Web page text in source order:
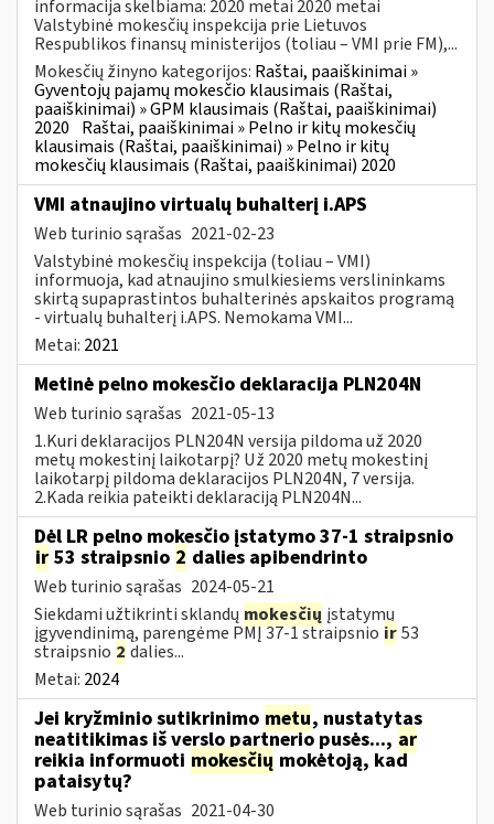
informacija skelbiama: 2020 metai 2020 metai
Valstybinė mokesčių inspekcija prie Lietuvos
Respublikos finansų ministerijos (toliau – VMI prie FM),...
Mokesčių žinyno kategorijos: Raštai, paaiškinimai »
Gyventojų pajamų mokesčio klausimais (Raštai,
paaiškinimai) » GPM klausimais (Raštai, paaiškinimai)
2020 Raštai, paaiškinimai » Pelno ir kitų mokesčių
klausimais (Raštai, paaiškinimai) » Pelno ir kitų
mokesčių klausimais (Raštai, paaiškinimai) 2020
VMI atnaujino virtualų buhalterį i.APS
Web turinio sąrašas 2021-02-23
Valstybinė mokesčių inspekcija (toliau – VMI)
informuoja, kad atnaujino smulkiesiems verslininkams
skirtą supaprastintos buhalterinės apskaitos programą
- virtualų buhalterį i.APS. Nemokama VMI...
Metai: 2021
Metinė pelno mokesčio deklaracija PLN204N
Web turinio sąrašas 2021-05-13
1.Kuri deklaracijos PLN204N versija pildoma už 2020
metų mokestinį laikotarpį? Už 2020 metų mokestinį
laikotarpį pildoma deklaracijos PLN204N, 7 versija.
2.Kada reikia pateikti deklaraciją PLN204N...
Dėl LR pelno mokesčio įstatymo 37-1 straipsnio
ir 53 straipsnio 2 dalies apibendrinto
Web turinio sąrašas 2024-05-21
Siekdami užtikrinti sklandų mokesčių įstatymų
įgyvendinimą, parengėme PMĮ 37-1 straipsnio ir53
straipsnio 2 dalies...
Metai: 2024
Jei kryžminio sutikrinimo metu, nustatytas
neatitikimas iš verslo partnerio pusės..., ar
reikia informuoti mokesčių mokėtoją, kad
pataisytų?
Web turinio sąrašas 2021-04-30